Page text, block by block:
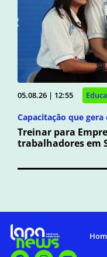
05.08.26 | 12:55
Capacitação que
Treinar para
trabalhadores em